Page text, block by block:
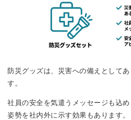
防災グッズは、災害への備えとして
す。
社員の安全を気遣うメッセージも込
姿勢を社内外に示す効果もあります。